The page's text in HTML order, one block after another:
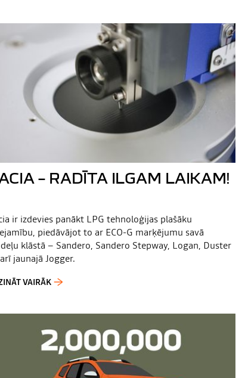
– RADĪTA ILGAM LAIKAM!
ir izdevies panākt LPG tehnoloģijas plašāku
piedāvājot to ar ECO-G marķējumu savā
klāstā – Sandero, Sandero Stepway, Logan, Duster
jaunajā Jogger.
VAIRĀK